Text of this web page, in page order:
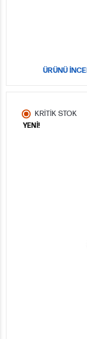
ÜRÜNÜ
KRİTİK STOK
YENİ!